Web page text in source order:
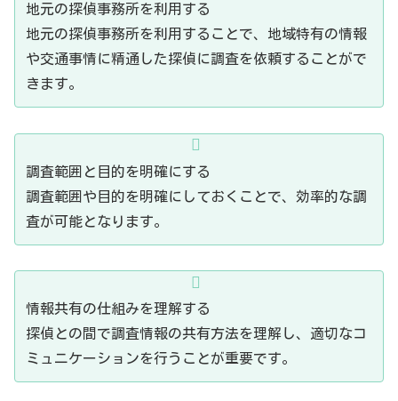
地元の探偵事務所を利用する
地元の探偵事務所を利用することで、地域特有の情報
や交通事情に精通した探偵に調査を依頼することがで
きます。
調査範囲と目的を明確にする
調査範囲や目的を明確にしておくことで、効率的な調
査が可能となります。
情報共有の仕組みを理解する
探偵との間で調査情報の共有方法を理解し、適切なコ
ミュニケーションを行うことが重要です。